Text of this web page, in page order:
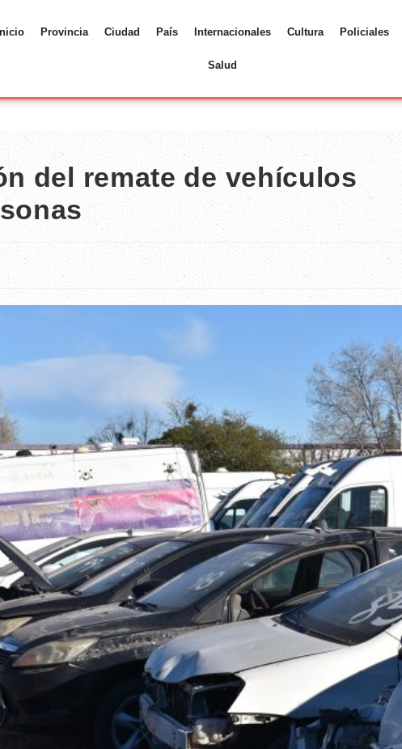
Inicio Provincia Ciudad País Internacionales Cultura Policiales
Salud
del remate de vehículos